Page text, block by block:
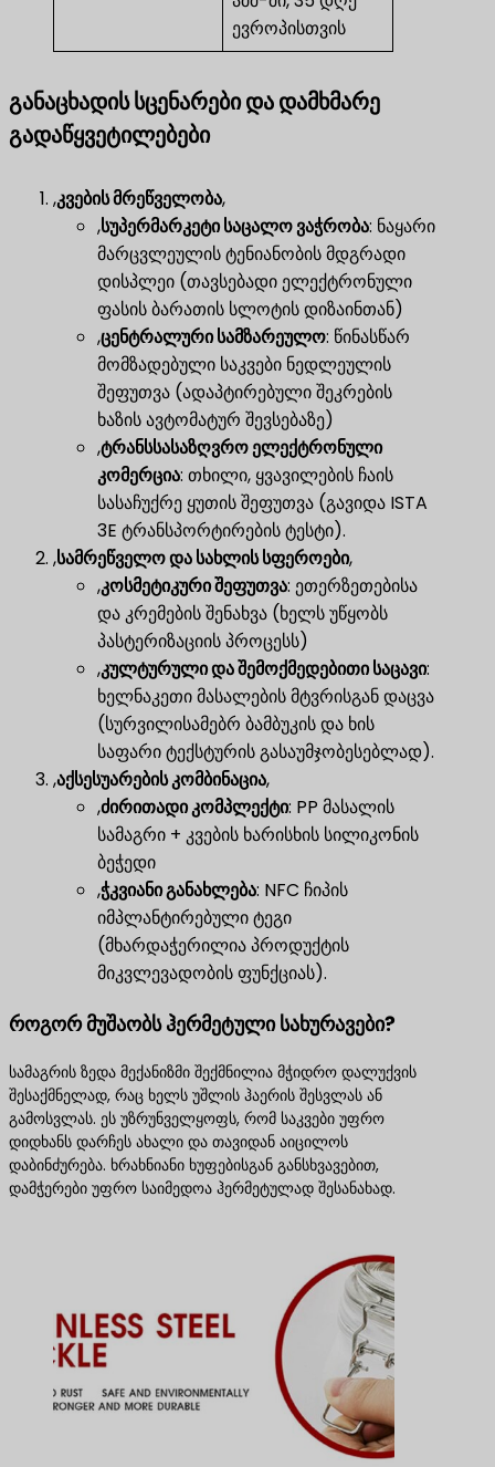
ევროპისთვის
განაცხადის სცენარები და დამხმარე
გადაწყვეტილებები
,კვების მრეწველობა,
,სუპერმარკეტი საცალო ვაჭრობა​: ნაყარი
მარცვლეულის ტენიანობის მდგრადი
დისპლეი (თავსებადი ელექტრონული
ფასის ბარათის სლოტის დიზაინთან)
,ცენტრალური სამზარეულო​: წინასწარ
მომზადებული საკვები ნედლეულის
შეფუთვა (ადაპტირებული შეკრების
ხაზის ავტომატურ შევსებაზე)
,ტრანსსასაზღვრო ელექტრონული
კომერცია​: თხილი, ყვავილების ჩაის
სასაჩუქრე ყუთის შეფუთვა (გავიდა ISTA
3E ტრანსპორტირების ტესტი).
,სამრეწველო და სახლის სფეროები,
,კოსმეტიკური შეფუთვა​: ეთერზეთებისა
და კრემების შენახვა (ხელს უწყობს
პასტერიზაციის პროცესს)
,კულტურული და შემოქმედებითი საცავი​:
ხელნაკეთი მასალების მტვრისგან დაცვა
(სურვილისამებრ ბამბუკის და ხის
საფარი ტექსტურის გასაუმჯობესებლად).
,აქსესუარების კომბინაცია,
,ძირითადი კომპლექტი​: PP მასალის
სამაგრი + კვების ხარისხის სილიკონის
ბეჭედი
,ჭკვიანი განახლება​: NFC ჩიპის
იმპლანტირებული ტეგი
(მხარდაჭერილია პროდუქტის
მიკვლევადობის ფუნქციას).
როგორ მუშაობს ჰერმეტული სახურავები?
სამაგრის ზედა მექანიზმი შექმნილია მჭიდრო დალუქვის
შესაქმნელად, რაც ხელს უშლის ჰაერის შესვლას ან
გამოსვლას. ეს უზრუნველყოფს, რომ საკვები უფრო
დიდხანს დარჩეს ახალი და თავიდან აიცილოს
დაბინძურება. ხრახნიანი ხუფებისგან განსხვავებით,
დამჭერები უფრო საიმედოა ჰერმეტულად შესანახად.